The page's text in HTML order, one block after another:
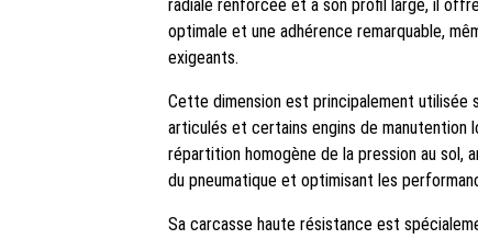
radiale renforcée et à son profil large, il
optimale et une adhérence remarquable,
exigeants.
Cette dimension est principalement utilisée
articulés et certains engins de manutention
répartition homogène de la pression au sol,
du pneumatique et optimisant les
Sa carcasse haute résistance est